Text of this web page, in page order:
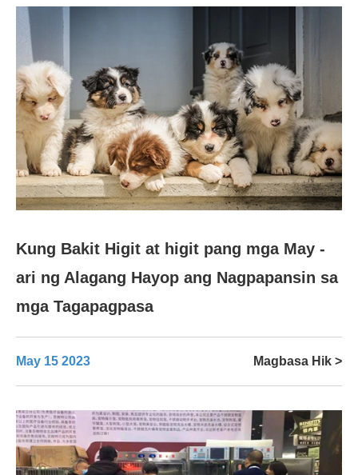
Kung Bakit Higit at higit pang mga May -
ari ng Alagang Hayop ang Nagpapansin sa
mga Tagapagpasa
May 15 2023 Magbasa Hik >